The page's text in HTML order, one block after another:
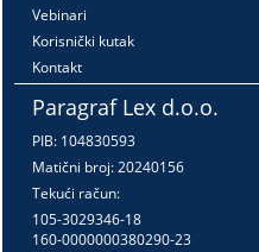
Vebinari
Korisnički kutak
Kontakt
Paragraf Lex d.o.o.
PIB: 104830593
Matični broj: 20240156
Tekući račun:
105-3029346-18
160-0000000380290-23